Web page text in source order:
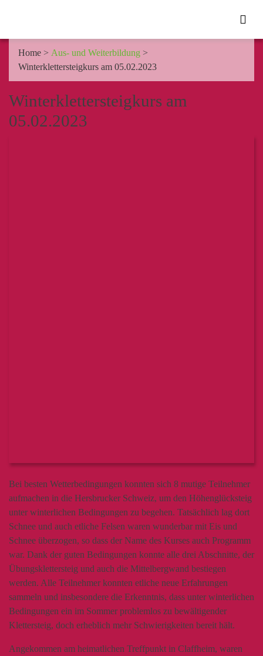
Home > Aus- und Weiterbildung >
Winterklettersteigkurs am 05.02.2023
Winterklettersteigkurs am
05.02.2023
Bei besten Wetterbedingungen konnten sich 8 mutige Teilnehmer
aufmachen in die Hersbrucker Schweiz, um den Höhenglücksteig
unter winterlichen Bedingungen zu begehen. Tatsächlich lag dort
Schnee und auch etliche Felsen waren wunderbar mit Eis und
Schnee überzogen, so dass der Name des Kurses auch Programm
war. Dank der guten Bedingungen konnte alle drei Abschnitte, der
Übungsklettersteig und auch die Mittelbergwand bestiegen
werden. Alle Teilnehmer konnten etliche neue Erfahrungen
sammeln und insbesondere die Erkenntnis, dass unter winterlichen
Bedingungen ein im Sommer problemlos zu bewältigender
Klettersteig, doch erheblich mehr Schwierigkeiten bereit hält.
Angekommen am heimatlichen Treffpunkt in Claffheim, waren